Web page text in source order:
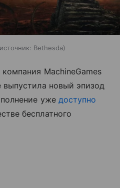
источник: Bethesda
MachineGames
новый эпизод
уже доступно
бесплатного